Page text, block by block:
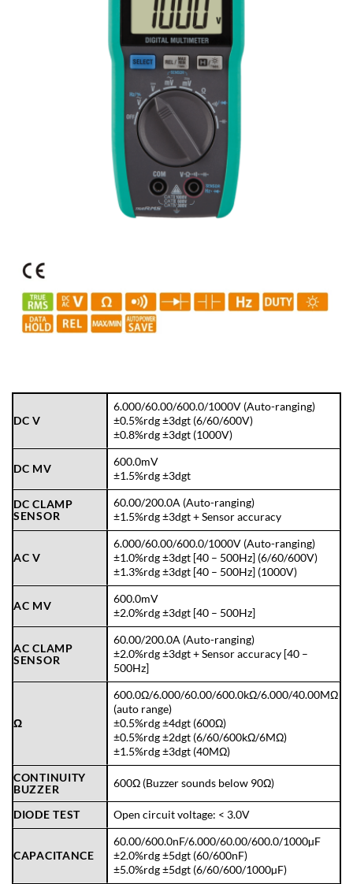
DC V
6.000/60.00/600.0/1000V (Auto-ranging)
±0.5%rdg ±3dgt (6/60/600V)
±0.8%rdg ±3dgt (1000V)
DC MV
600.0mV
±1.5%rdg ±3dgt
DC CLAMP
SENSOR
60.00/200.0A (Auto-ranging)
±1.5%rdg ±3dgt + Sensor accuracy
AC V
6.000/60.00/600.0/1000V (Auto-ranging)
±1.0%rdg ±3dgt [40 – 500Hz] (6/60/600V)
±1.3%rdg ±3dgt [40 – 500Hz] (1000V)
AC MV
600.0mV
±2.0%rdg ±3dgt [40 – 500Hz]
AC CLAMP
SENSOR
60.00/200.0A (Auto-ranging)
±2.0%rdg ±3dgt + Sensor accuracy [40 –
500Hz]
Ω
600.0Ω/6.000/60.00/600.0kΩ/6.000/40.00MΩ
(auto range)
±0.5%rdg ±4dgt (600Ω)
±0.5%rdg ±2dgt (6/60/600kΩ/6MΩ)
±1.5%rdg ±3dgt (40MΩ)
CONTINUITY
BUZZER
600Ω (Buzzer sounds below 90Ω)
DIODE TEST Open circuit voltage: < 3.0V
CAPACITANCE
60.00/600.0nF/6.000/60.00/600.0/1000µF
±2.0%rdg ±5dgt (60/600nF)
±5.0%rdg ±5dgt (6/60/600/1000µF)